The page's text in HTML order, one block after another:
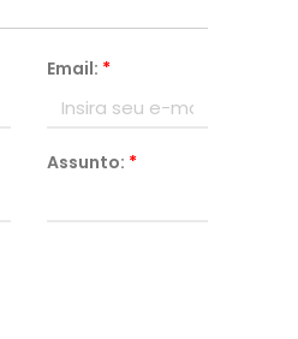
Email: *
Assunto: *